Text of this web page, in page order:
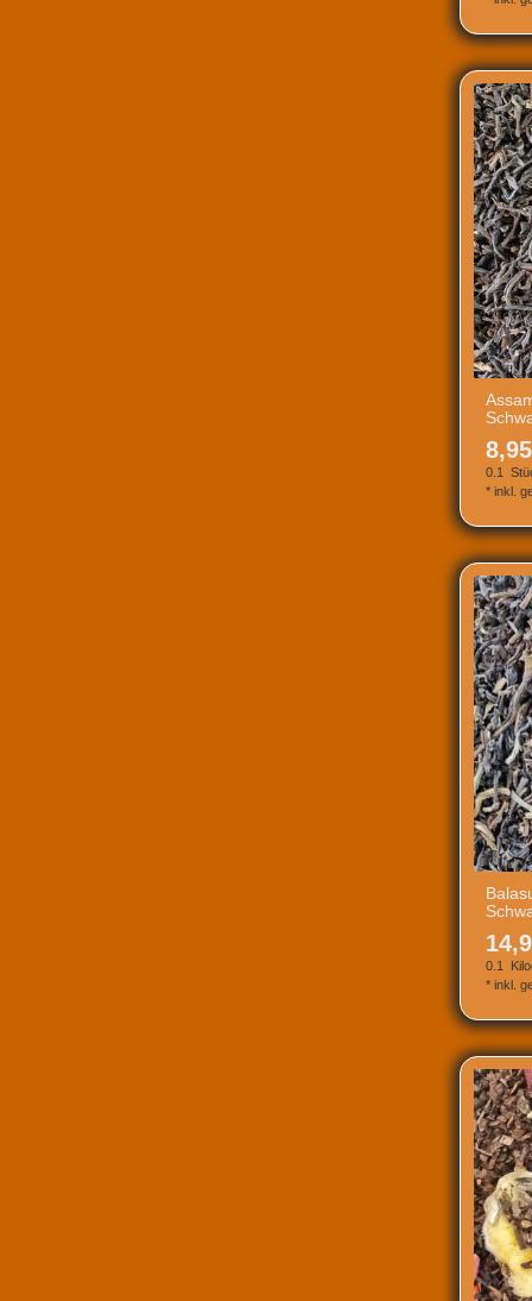
0.1
* inkl.
0.1
* inkl.